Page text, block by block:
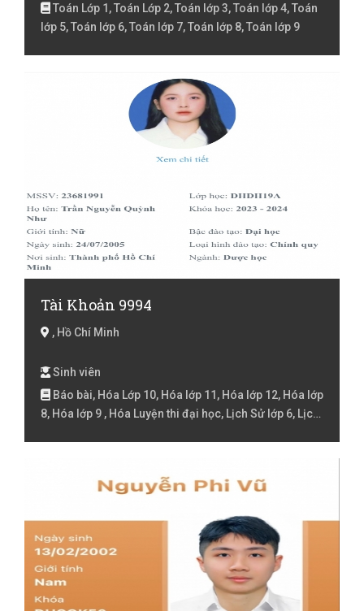
Toán Lớp 1, Toán Lớp 2, Toán lớp 3, Toán lớp 4, Toán
lớp 5, Toán lớp 6, Toán lớp 7, Toán lớp 8, Toán lớp 9
Tài Khoản 9994
, Hồ Chí Minh
Sinh viên
Báo bài, Hóa Lớp 10, Hóa lớp 11, Hóa lớp 12, Hóa lớp
8, Hóa lớp 9 , Hóa Luyện thi đại học, Lịch Sử lớp 6, Lịch
Sinh học lớp 11, Sinh học lớp 12, Sinh học lớp 6, Sinh
Luyện thi đại học, Tiếng Anh Lớp 1, Tiếng Anh Lớp 2,
Tiếng Anh lớp 3, Tiếng Anh lóp 4, Tiếng Anh lớp 5,
Tiếng Việt Lớp 1, Tiếng Việt Lớp 2, Tiếng Việt lớp 3,
Tiếng Việt lóp 4, Tiếng Việt lớp 5, Toán Lớp 1, Toán Lớp
10, Toán lớp 11, Toán lớp 12, Toán Lớp 2, Toán lớp 3,